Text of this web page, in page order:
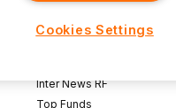
Inter News RF
Top Funds
Cookies Settings